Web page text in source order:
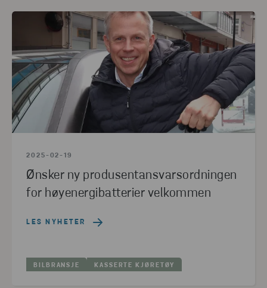
2025-02-19
Ønsker ny produsentansvarsordningen
for høyenergibatterier velkommen
LES NYHETER
BILBRANSJE KASSERTE KJØRETØY